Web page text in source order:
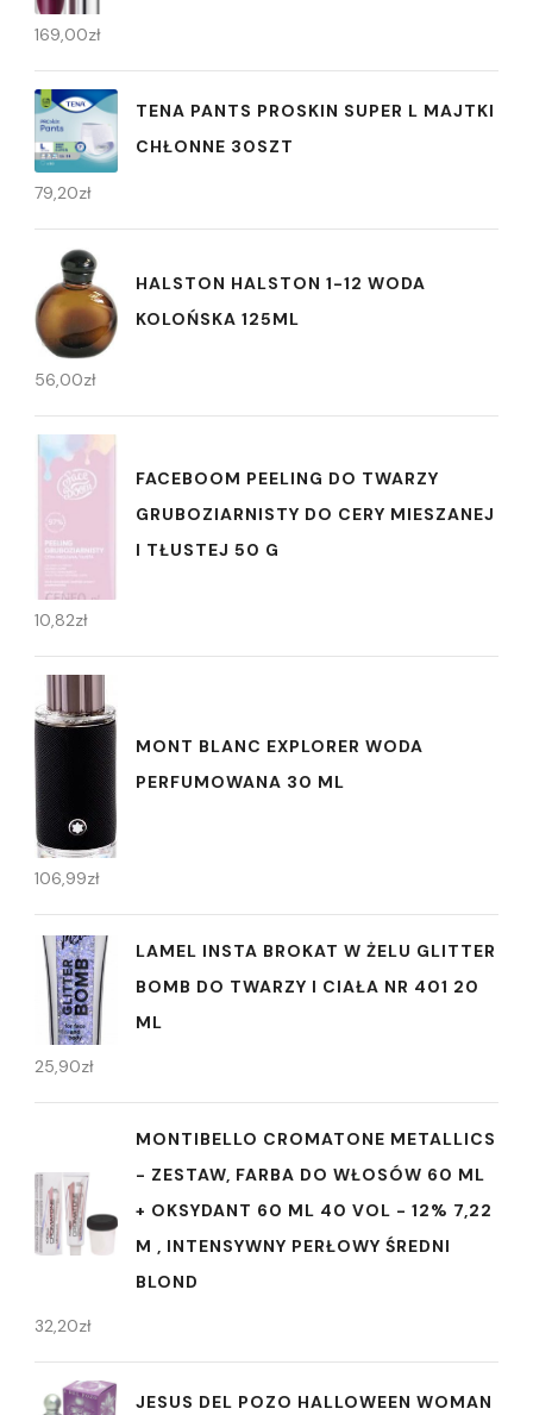
169,00zł
TENA PANTS PROSKIN SUPER L MAJTKI
CHŁONNE 30SZT
79,20zł
HALSTON HALSTON 1-12 WODA
KOLOŃSKA 125ML
56,00zł
FACEBOOM PEELING DO TWARZY
GRUBOZIARNISTY DO CERY MIESZANEJ
I TŁUSTEJ 50 G
10,82zł
MONT BLANC EXPLORER WODA
PERFUMOWANA 30 ML
106,99zł
LAMEL INSTA BROKAT W ŻELU GLITTER
BOMB DO TWARZY I CIAŁA NR 401 20
ML
25,90zł
MONTIBELLO CROMATONE METALLICS
- ZESTAW, FARBA DO WŁOSÓW 60 ML
+ OKSYDANT 60 ML 40 VOL - 12% 7,22
M , INTENSYWNY PERŁOWY ŚREDNI
BLOND
32,20zł
JESUS DEL POZO HALLOWEEN WOMAN